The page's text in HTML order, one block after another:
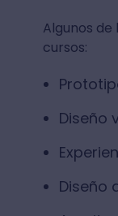
Algunos
cursos:
Diseño
Diseño